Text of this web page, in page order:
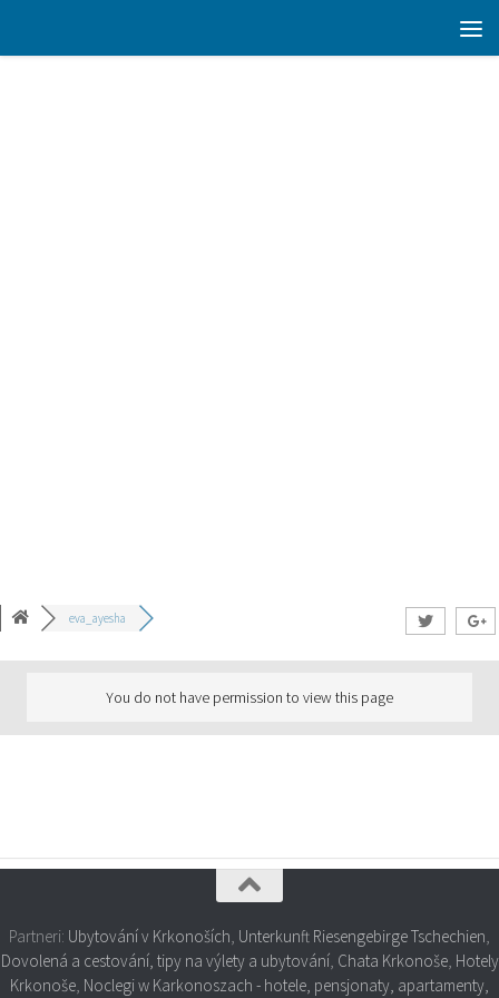
eva_ayesha
You do not have permission to view this page
Partneri: Ubytování v Krkonoších, Unterkunft Riesengebirge Tschechien,
Dovolená a cestování, tipy na výlety a ubytování, Chata Krkonoše, Hotely
Krkonoše, Noclegi w Karkonoszach - hotele, pensjonaty, apartamenty,